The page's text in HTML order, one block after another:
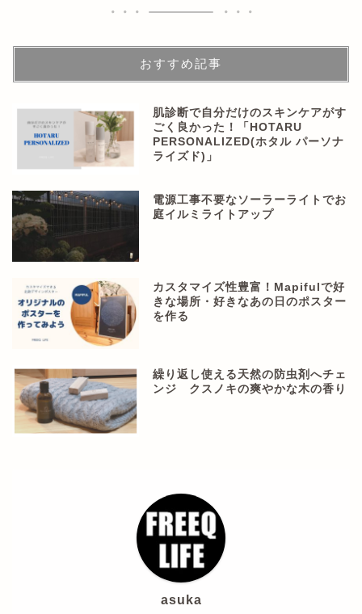
おすすめ記事
肌診断で自分だけのスキンケアがす
ごく良かった！「HOTARU
PERSONALIZED(ホタル パーソナ
ライズド)」
電源工事不要なソーラーライトでお
庭イルミライトアップ
カスタマイズ性豊富！Mapifulで好
きな場所・好きなあの日のポスター
を作る
繰り返し使える天然の防虫剤へチェ
ンジ クスノキの爽やかな木の香り
asuka